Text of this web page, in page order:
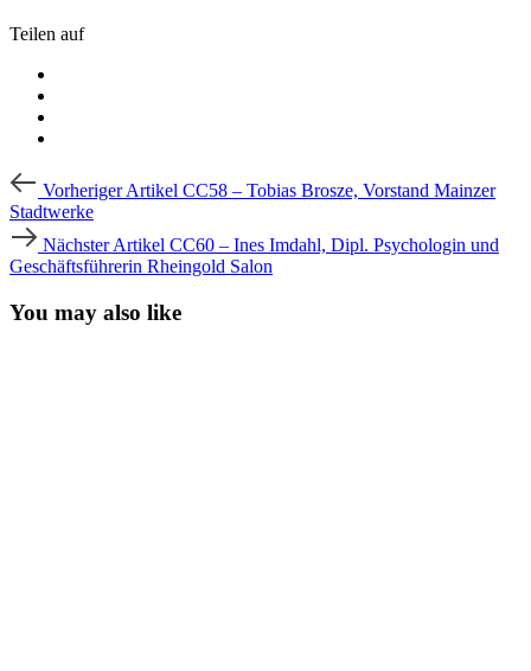
Teilen auf
Beitragsnavigation
Artikel
Vorheriger Artikel CC58 – Tobias Brosze, Vorstand Mainzer
Stadtwerke
Artikel
Nächster Artikel CC60 – Ines Imdahl, Dipl. Psychologin und
Geschäftsführerin Rheingold Salon
You may also like